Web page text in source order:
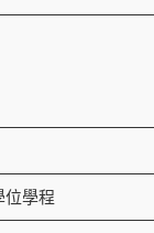
位學程